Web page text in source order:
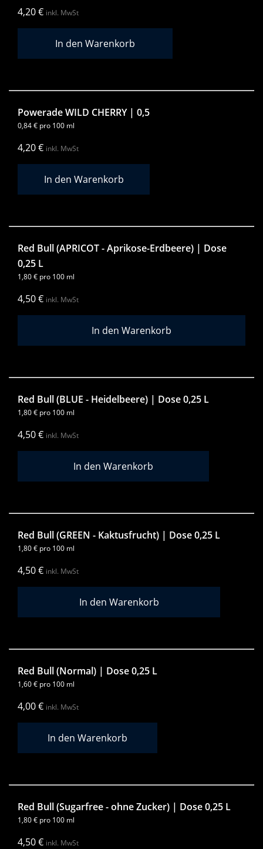
4,20€ inkl. MwSt
Powerade WILD CHERRY | 0,5
0,84€ pro 100 ml
4,20€ inkl. MwSt
Red Bull (APRICOT - Aprikose-Erdbeere) | Dose
0,25 L
1,80€ pro 100 ml
4,50€ inkl. MwSt
Red Bull (BLUE - Heidelbeere) | Dose 0,25 L
1,80€ pro 100 ml
4,50€ inkl. MwSt
Red Bull (GREEN - Kaktusfrucht) | Dose 0,25 L
1,80€ pro 100 ml
4,50€ inkl. MwSt
Red Bull (Normal) | Dose 0,25 L
1,60€ pro 100 ml
4,00€ inkl. MwSt
Red Bull (Sugarfree - ohne Zucker) | Dose 0,25 L
1,80€ pro 100 ml
4,50€ inkl. MwSt